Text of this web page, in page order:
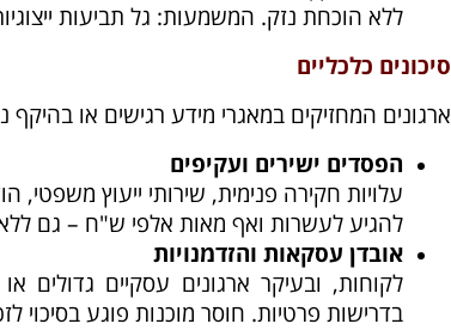
ללא הוכחת נזק. המשמעות: גל תביעות
סיכונים כלכליים
ארגונים המחזיקים במאגרי מידע רגישים או בהיקף
הפסדים ישירים ועקיפים
עלויות חקירה פנימית, שירותי ייעוץ
להגיע לעשרות ואף מאות אלפי ש"ח – גם
אובדן עסקאות והזדמנויות
לקוחות, ובעיקר ארגונים עסקיים גדולים
בדרישות פרטיות. חוסר מוכנות פוגע בסיכוי